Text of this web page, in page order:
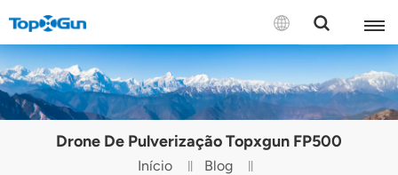
CONTACTE-NOS
English
Español
Drone De Pulverização Topxgun FP500
Início
Blog